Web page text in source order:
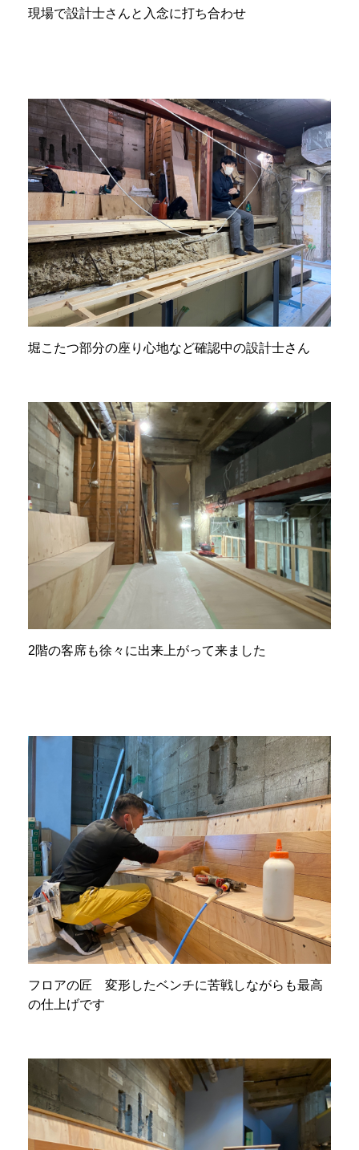
現場で設計士さんと入念に打ち合わせ
堀こたつ部分の座り心地など確認中の設計士さん
2階の客席も徐々に出来上がって来ました
フロアの匠 変形したベンチに苦戦しながらも最高
の仕上げです